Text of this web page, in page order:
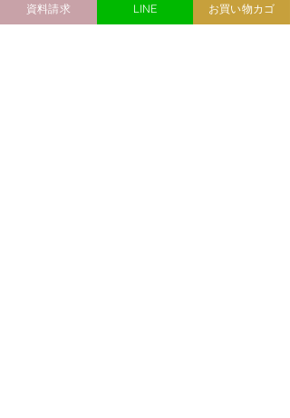
Previous
資料請求 LINE お買い物カゴ